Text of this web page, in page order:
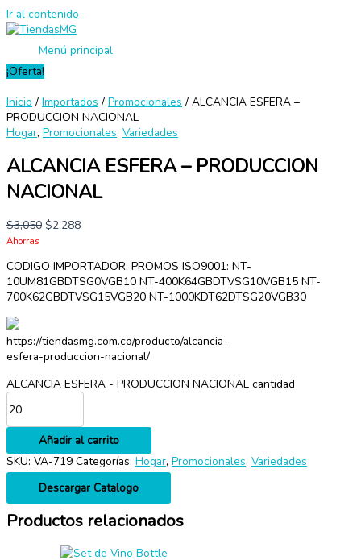
Ir al contenido
Menú principal
¡Oferta!
Inicio / Importados / Promocionales / ALCANCIA ESFERA –
PRODUCCION NACIONAL
Hogar, Promocionales, Variedades
ALCANCIA ESFERA – PRODUCCION
NACIONAL
$3,050 $2,288
Ahorras
CODIGO IMPORTADOR: PROMOS ISO9001: NT-
10UM81GBDTSG0VGB10 NT-400K64GBDTVSG10VGB15 NT-
700K62GBDTVSG15VGB20 NT-1000KDT62DTSG20VGB30
https://tiendasmg.com.co/producto/alcancia-
esfera-produccion-nacional/
ALCANCIA ESFERA - PRODUCCION NACIONAL cantidad
Añadir al carrito
SKU: VA-719 Categorías: Hogar, Promocionales, Variedades
Descargar Catalogo
Productos relacionados